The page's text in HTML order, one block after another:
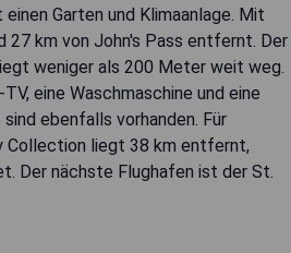
Garten und Klimaanlage. Mit
km von John's Pass entfernt. Der
weniger als 200 Meter weit weg.
eine Waschmaschine und eine
ebenfalls vorhanden. Für
Collection liegt 38 km entfernt,
Der nächste Flughafen ist der St.